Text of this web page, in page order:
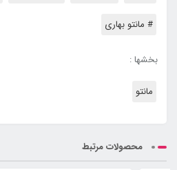
# مانتو بهاری
بخشها :
مانتو
محصولات مرتبط